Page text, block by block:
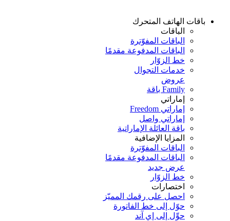
الهاتف المتحرك
الباقات
الباقات المفوّترة
الباقات المدفوعة مقدمًا
خط الزوّار
خدمات التجوال
Family باقة
إماراتي
إماراتي Freedom
إماراتي واصل
باقة العائلة الإماراتية
المزايا الإضافية
الباقات المفوّترة
الباقات المدفوعة مقدمًا
عرض جديد
خط الزوّار
اختصارات
احصل على رقمك المميّز
حوّل إلى خط الفاتورة
حوِّل إلى إي آند